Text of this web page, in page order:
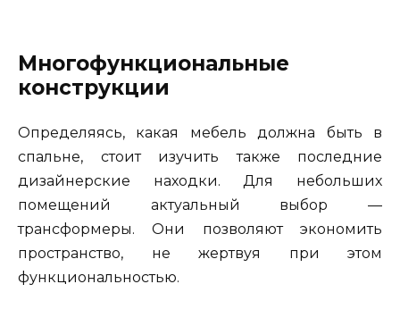
Многофункциональные
конструкции
Определяясь, какая мебель должна быть в
спальне, стоит изучить также последние
дизайнерские находки. Для небольших
помещений актуальный выбор —
трансформеры. Они позволяют экономить
пространство, не жертвуя при этом
функциональностью.